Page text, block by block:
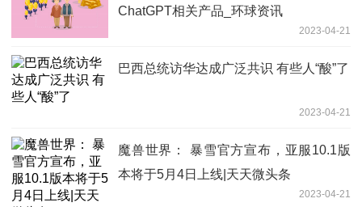
ChatGPT相关产品_环球资讯
2023-04-21
巴西总统访华达成广泛共识 有些人“酸”了
2023-04-21
魔兽世界： 暴雪官方宣布，亚服10.1版
本将于5月4日上线|天天微头条
2023-04-21